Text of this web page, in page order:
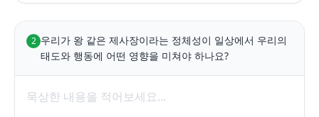
2 우리가 왕 같은 제사장이라는 정체성이 일상에서 우리의
태도와 행동에 어떤 영향을 미쳐야 하나요?